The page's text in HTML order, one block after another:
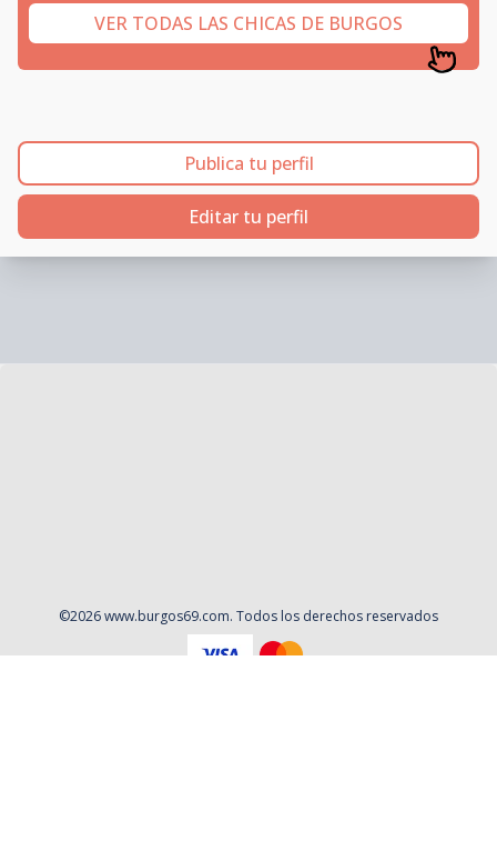
VER TODAS LAS CHICAS DE BURGOS
Publica tu perfil
Editar tu perfil
©2026www.burgos69.com. Todos los derechos reservados